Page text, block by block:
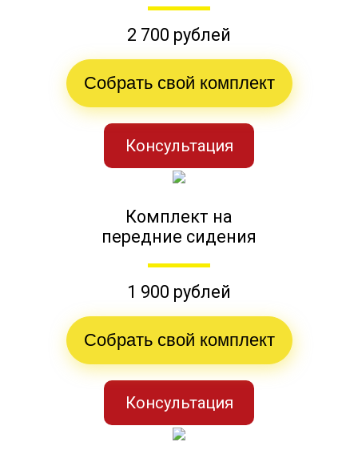
2 700 рублей
Собрать свой комплект
Консультация
Комплект на
передние сидения
1 900 рублей
Собрать свой комплект
Консультация